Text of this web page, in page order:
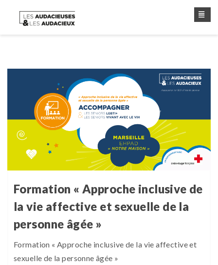
Formation « Approche inclusive de
la vie affective et sexuelle de la
personne âgée »
Formation « Approche inclusive de la vie affective et
sexuelle de la personne âgée »